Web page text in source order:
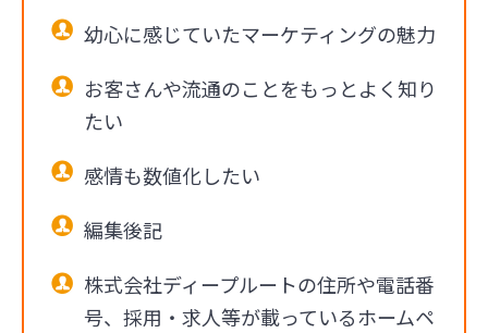
幼心に感じていたマーケティングの魅力
お客さんや流通のことをもっとよく知り
たい
感情も数値化したい
編集後記
株式会社ディープルートの住所や電話番
号、採用・求人等が載っているホームペ